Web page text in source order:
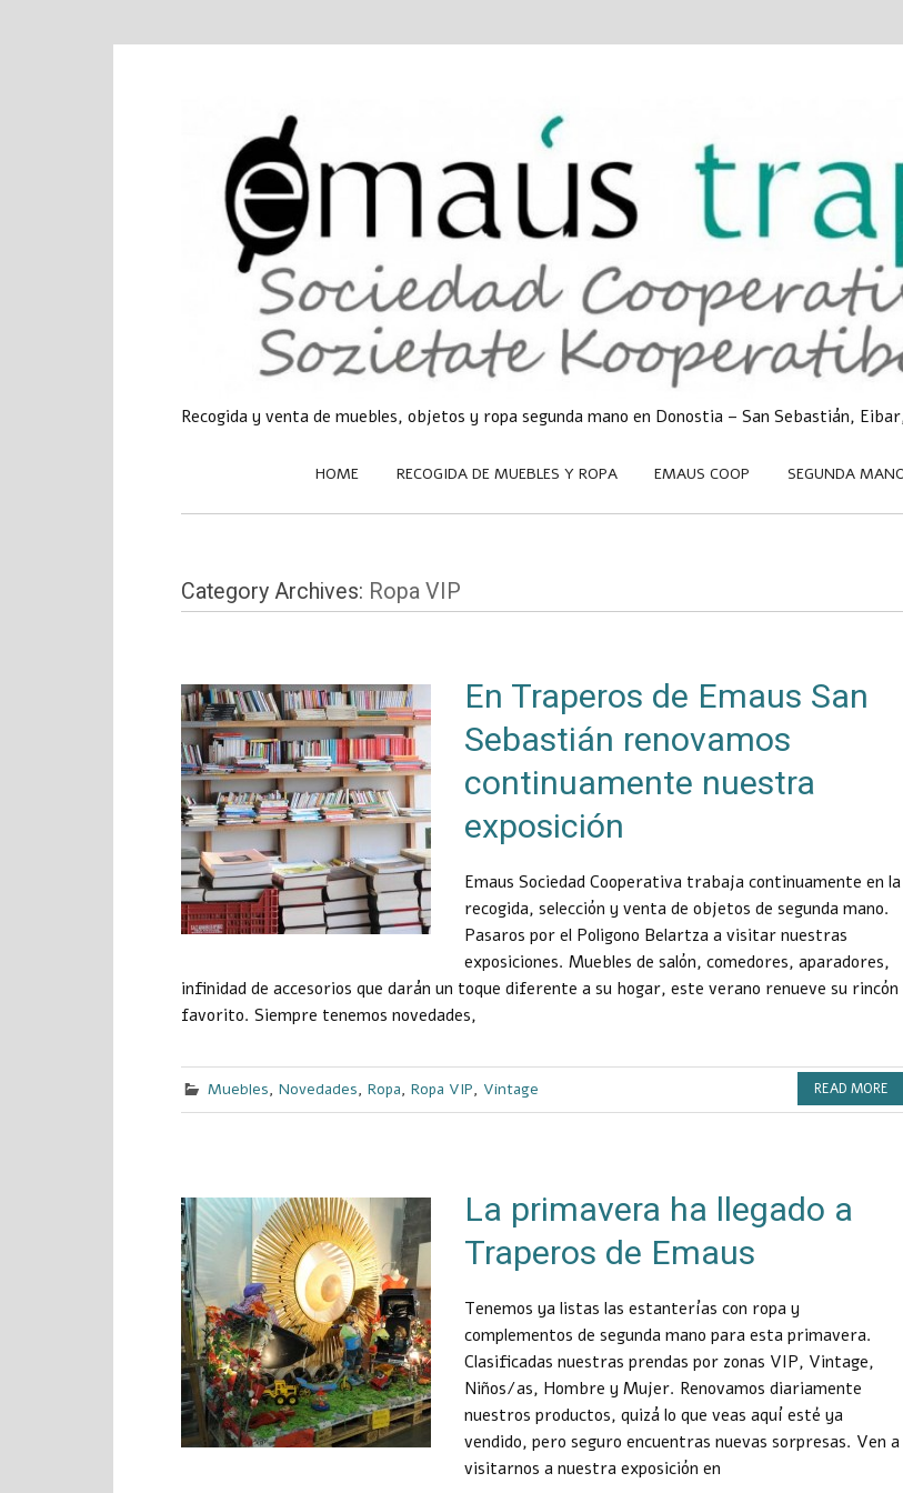
Recogida y venta de muebles, objetos y ropa segunda mano en Donostia – San Sebastián,
HOME RECOGIDA DE MUEBLES Y ROPA EMAUS COOP SEGUNDA
Category Archives: Ropa VIP
En Traperos de Emaus San
Sebastián renovamos
continuamente nuestra
exposición
Emaus Sociedad Cooperativa trabaja continuamente en la
recogida, selección y venta de objetos de segunda mano.
Pasaros por el Poligono Belartza a visitar nuestras
exposiciones. Muebles de salón, comedores, aparadores,
infinidad de accesorios que darán un toque diferente a su hogar, este verano renueve su rincón
favorito. Siempre tenemos novedades,
Muebles, Novedades, Ropa, Ropa VIP, Vintage READ MORE
La primavera ha llegado a
Traperos de Emaus
Tenemos ya listas las estanterías con ropa y
complementos de segunda mano para esta primavera.
Clasificadas nuestras prendas por zonas VIP, Vintage,
Niños/as, Hombre y Mujer. Renovamos diariamente
nuestros productos, quizá lo que veas aquí esté ya
vendido, pero seguro encuentras nuevas sorpresas. Ven a
visitarnos a nuestra exposición en